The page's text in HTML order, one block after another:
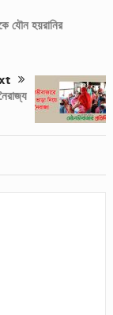
যৌন হয়রানির